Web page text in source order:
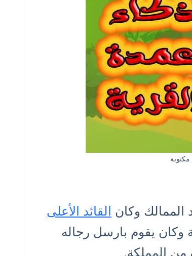
وكان القائد الأعلى
يقوم بارسل رجاله
من المملكة.